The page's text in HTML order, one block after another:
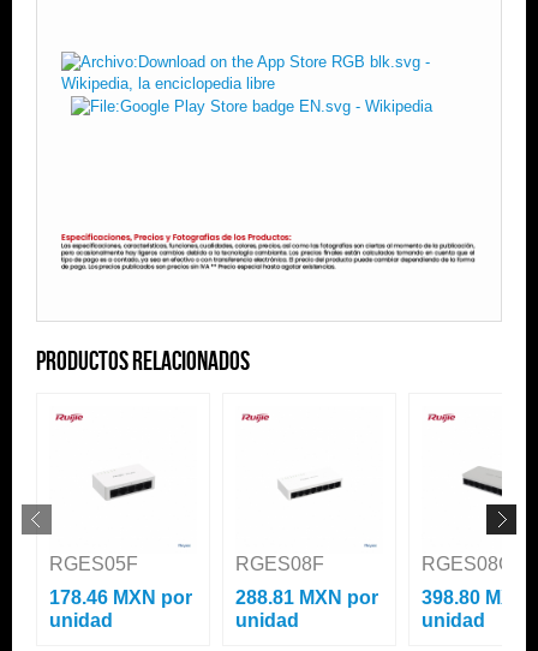
Productos Relacionados
RGES05F
178.46 MXN por
unidad
RGES08F
288.81 MXN por
unidad
RGES08GL
398.80 MXN
unidad